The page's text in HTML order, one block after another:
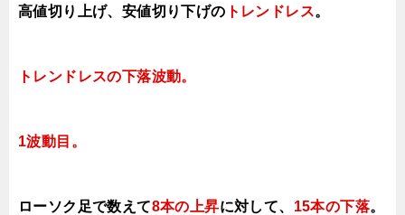
高値切り上げ、安値切り下げの トレンドレス。
トレンドレスの下落波動。
1波動目。
ローソク足で数えて8本の上昇に対して、 15本の下落。